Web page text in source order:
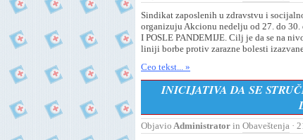
Sindikat zaposlenih u zdravstvu i
organizuju Akcionu nedelјu od 27. do
I POSLE PANDEMIJE. Cilј je da se na
liniji borbe protiv zarazne bolesti
Ceo tekst... »
INICIJATIVA DA SE
Objavio Administrator in Obaveštenja ·